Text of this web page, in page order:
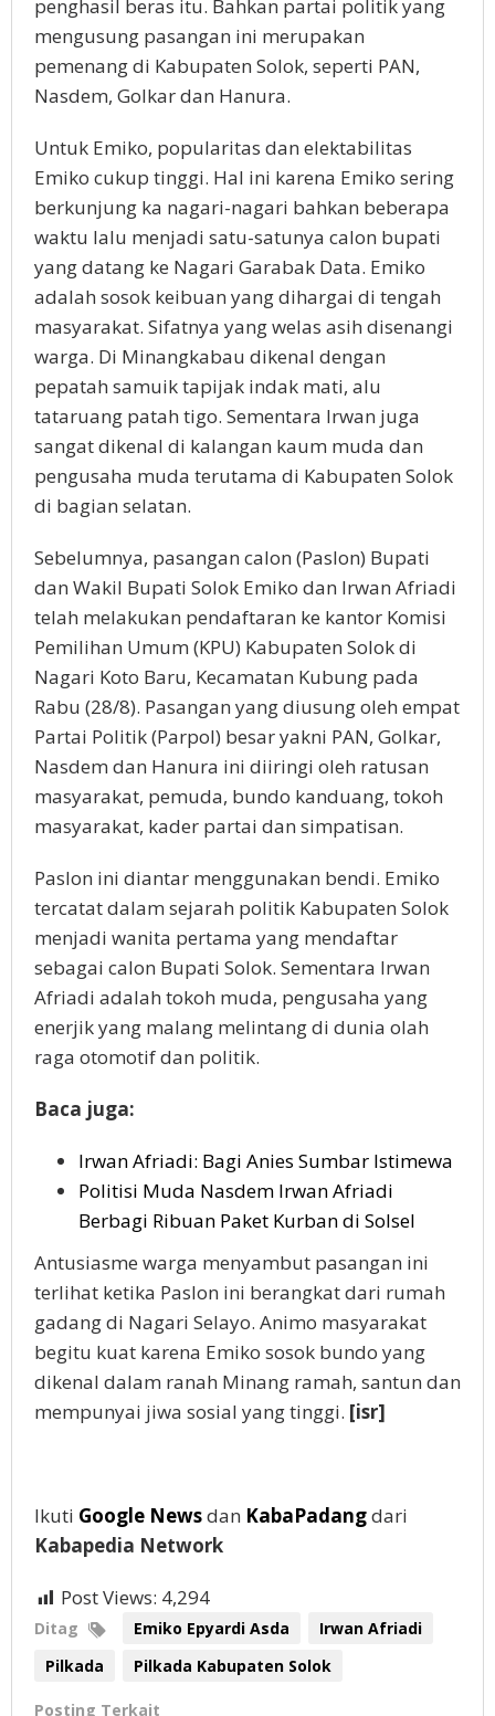
penghasil beras itu. Bahkan partai politik yang
mengusung pasangan ini merupakan
pemenang di Kabupaten Solok, seperti PAN,
Nasdem, Golkar dan Hanura.
Untuk Emiko, popularitas dan elektabilitas
Emiko cukup tinggi. Hal ini karena Emiko sering
berkunjung ka nagari-nagari bahkan beberapa
waktu lalu menjadi satu-satunya calon bupati
yang datang ke Nagari Garabak Data. Emiko
adalah sosok keibuan yang dihargai di tengah
masyarakat. Sifatnya yang welas asih disenangi
warga. Di Minangkabau dikenal dengan
pepatah samuik tapijak indak mati, alu
tataruang patah tigo. Sementara Irwan juga
sangat dikenal di kalangan kaum muda dan
pengusaha muda terutama di Kabupaten Solok
di bagian selatan.
Sebelumnya, pasangan calon (Paslon) Bupati
dan Wakil Bupati Solok Emiko dan Irwan Afriadi
telah melakukan pendaftaran ke kantor Komisi
Pemilihan Umum (KPU) Kabupaten Solok di
Nagari Koto Baru, Kecamatan Kubung pada
Rabu (28/8). Pasangan yang diusung oleh empat
Partai Politik (Parpol) besar yakni PAN, Golkar,
Nasdem dan Hanura ini diiringi oleh ratusan
masyarakat, pemuda, bundo kanduang, tokoh
masyarakat, kader partai dan simpatisan.
Paslon ini diantar menggunakan bendi. Emiko
tercatat dalam sejarah politik Kabupaten Solok
menjadi wanita pertama yang mendaftar
sebagai calon Bupati Solok. Sementara Irwan
Afriadi adalah tokoh muda, pengusaha yang
enerjik yang malang melintang di dunia olah
raga otomotif dan politik.
Baca juga:
Irwan Afriadi: Bagi Anies Sumbar Istimewa
Politisi Muda Nasdem Irwan Afriadi
Berbagi Ribuan Paket Kurban di Solsel
Antusiasme warga menyambut pasangan ini
terlihat ketika Paslon ini berangkat dari rumah
gadang di Nagari Selayo. Animo masyarakat
begitu kuat karena Emiko sosok bundo yang
dikenal dalam ranah Minang ramah, santun dan
mempunyai jiwa sosial yang tinggi. [isr]
Ikuti Google Newsdan KabaPadangdari
Kabapedia Network
Post Views: 4,294
Ditag Emiko Epyardi Asda
Irwan Afriadi
Pilkada
Pilkada Kabupaten Solok
Posting Terkait